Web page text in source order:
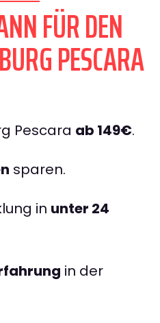
FÜR DEN
PESCARA
Pescara ab 149€.
sparen.
in unter 24
in der